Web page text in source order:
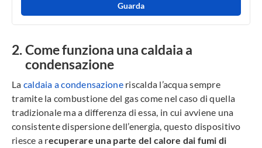
Guarda
Come funziona una caldaia a
condensazione
La caldaia a condensazioneriscalda l’acqua sempre
tramite la combustione del gas come nel caso di quella
tradizionale ma a differenza di essa, in cui avviene una
consistente dispersione dell’energia, questo dispositivo
riesce a recuperare una parte del calore dai fumi di